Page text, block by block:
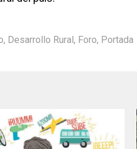
, Desarrollo Rural, Foro, Portada